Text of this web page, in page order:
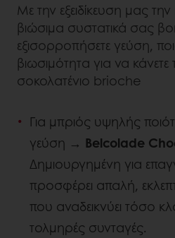
Με την εξειδίκευση μας την
βιώσιμα συστατικά σας
εξισορροπήσετε γεύση,
βιωσιμότητα για να
σοκολατένιο brioche
Για μπριός υψηλής
γεύση → Belcolade
Δημιουργημένη για
προσφέρει απαλή,
που αναδεικνύει τόσο
τολμηρές συνταγές.